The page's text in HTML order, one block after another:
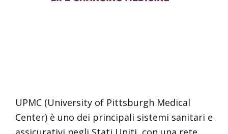
UPMC (University of Pittsburgh Medical
Center) è uno dei principali sistemi sanitari e